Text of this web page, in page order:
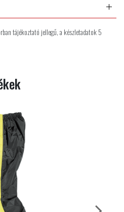
tájékoztató jellegű, a készletadatok 5